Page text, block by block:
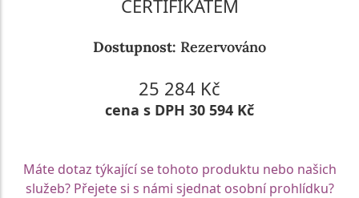
CERTIFIKÁTEM
Dostupnost: Rezervováno
25 284 Kč
cena s DPH 30 594 Kč
Máte dotaz týkající se tohoto produktu nebo našich
služeb? Přejete si s námi sjednat osobní prohlídku?